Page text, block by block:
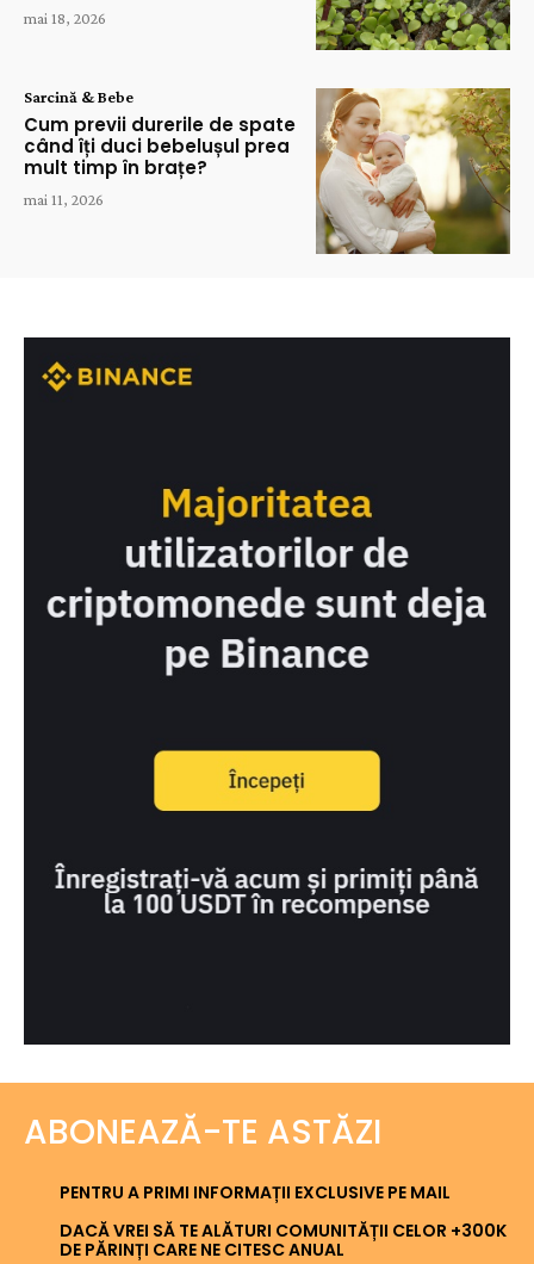
mai 18, 2026
Sarcină & Bebe
Cum previi durerile de spate
când îți duci bebelușul prea
mult timp în brațe?
mai 11, 2026
ABONEAZĂ-TE ASTĂZI
PENTRU A PRIMI INFORMAȚII EXCLUSIVE PE MAIL
DACĂ VREI SĂ TE ALĂTURI COMUNITĂȚII CELOR +300K
DE PĂRINȚI CARE NE CITESC ANUAL